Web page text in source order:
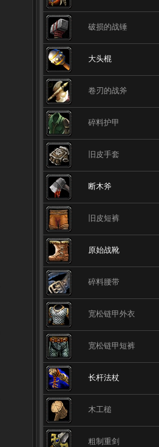
破损的战锤
大头棍
卷刃的战斧
碎料护甲
旧皮手套
断木斧
旧皮短裤
原始战靴
碎料腰带
宽松链甲外衣
宽松链甲短裤
长杆法杖
木工槌
粗制重剑